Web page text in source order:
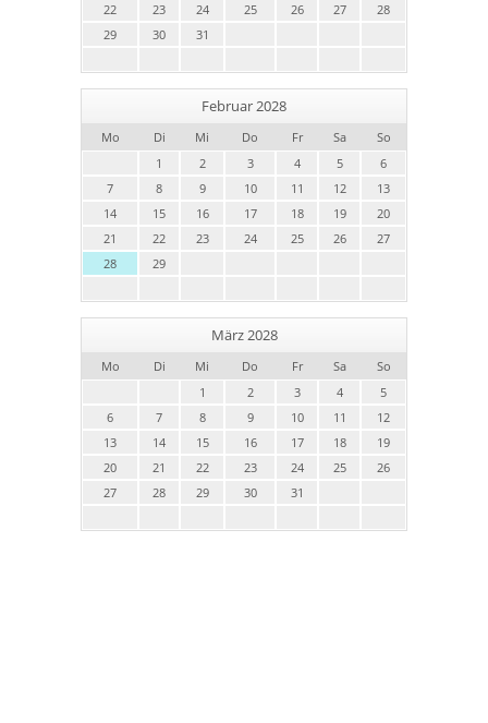
22
23 24 25 26 27
28
29
30 31
Februar 2028
Mo Di Mi Do Fr Sa
So
1
2 3 4 5
6
7
8 9 10 11 12
13
14
15 16 17 18 19
20
21
22 23 24 25 26
27
28
29
März 2028
Mo Di Mi Do Fr Sa
So
1
2 3 4
5
6
7 8 9 10 11
12
13
14 15 16 17 18
19
20
21 22 23 24 25
26
27
28 29 30 31